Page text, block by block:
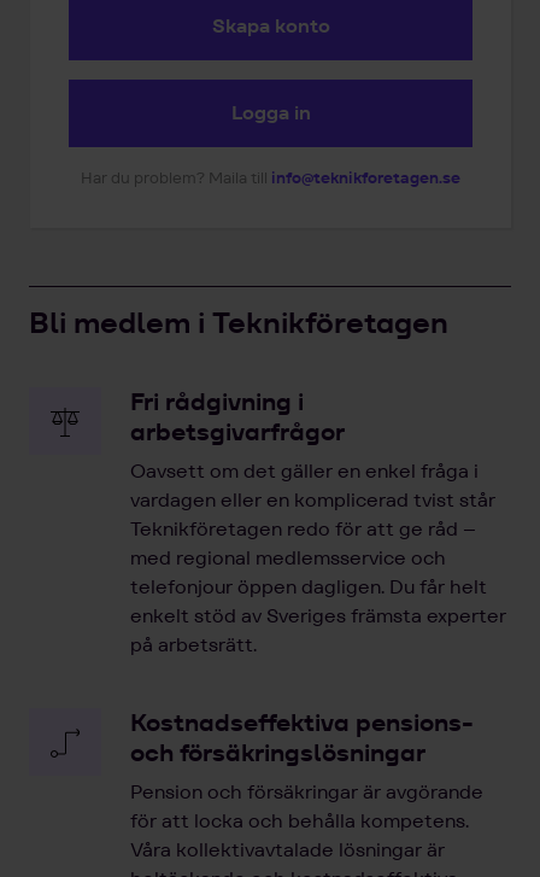
Skapa konto
Logga in
Har du problem? Maila till info@teknikforetagen.se
Bli medlem i Teknikföretagen
Fri rådgivning i
arbetsgivarfrågor
Oavsett om det gäller en enkel fråga i
vardagen eller en komplicerad tvist står
Teknikföretagen redo för att ge råd –
med regional medlemsservice och
telefonjour öppen dagligen. Du får helt
enkelt stöd av Sveriges främsta experter
på arbetsrätt.
Kostnadseffektiva pensions-
och försäkringslösningar
Pension och försäkringar är avgörande
för att locka och behålla kompetens.
Våra kollektivavtalade lösningar är